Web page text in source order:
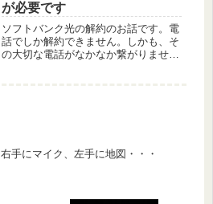
が必要です
ソフトバンク光の解約のお話です。電
話でしか解約できません。しかも、そ
の大切な電話がなかなか繋がりません
右手にマイク、左手に地図・・・